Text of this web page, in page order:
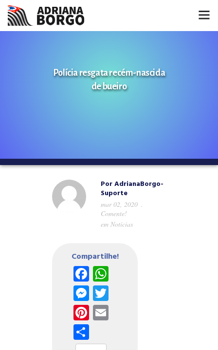
Polícia resgata recém-nascida
de bueiro
PorAdrianaBorgo-
Suporte
mar 02, 2020
Comente!
em Notícias
Compartilhe!
Facebook
WhatsApp
Messenger
Twitter
Pinterest
Email
Share